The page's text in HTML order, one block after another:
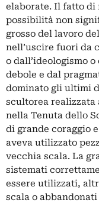
elaborate. Il fatto di
possibilità non
grosso del lavoro
nell’uscire fuori da
o dall’ideologismo
debole e dal
dominato gli ultimi
scultorea realizzata
nella Tenuta dello
di grande coraggio
aveva utilizzato
vecchia scala. La
sistemati
essere utilizzati,
scala o